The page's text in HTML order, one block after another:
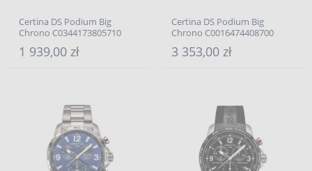
Certina DS Podium Big
Chrono C0344173805710
1 939,00 zł
Certina DS Podium Big
Chrono C0016474408700
3 353,00 zł